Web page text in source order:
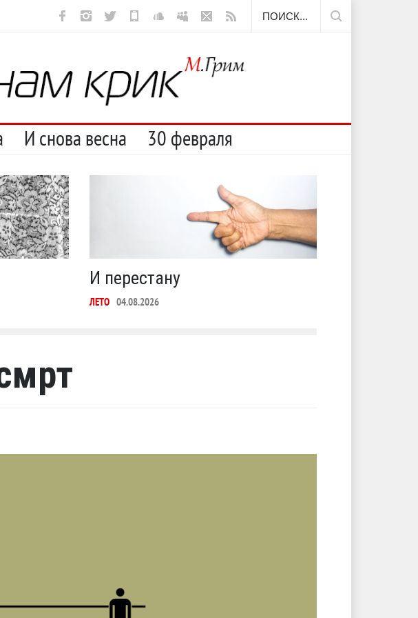
А ещё борода
И снова весна 30 февраля
И перестану
ЛЕТО 04.08.2026